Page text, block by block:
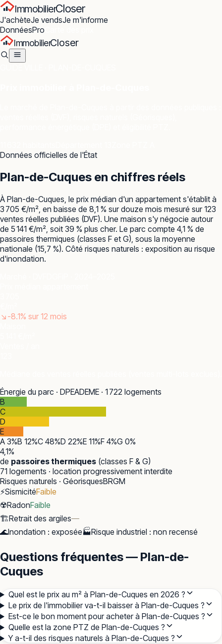
ImmobilierCloser
J'achèteJe vendsJe m'informe
DonnéesPro
ImmobilierCloser
Données officielles de l'État
Plan-de-Cuques en chiffres réels
À Plan-de-Cuques, le prix médian d'un appartement s'établit à
3 705 €/m², en baisse de 8,1 % sur douze mois mesuré sur 123
ventes réelles publiées (DVF). Une maison s'y négocie autour
de 5 141 €/m², soit 39 % plus cher. Le parc compte 4,1 % de
passoires thermiques (classes F et G), sous la moyenne
nationale (15,7 %). Côté risques naturels : exposition au risque
d'inondation.
↘ -8.1% sur 12 mois
Énergie du parc · DPEADEME · 1 722 logements
B
C
D
E
A 3%B 12%C 48%D 22%E 11%F 4%G 0%
4,1%
de passoires thermiques (classes F & G)
71 logements · location progressivement interdite
Risques naturels · GéorisquesBRGM
⚡SismicitéFaible
☢️RadonFaible
🏗️Retrait des argiles—
🌊Inondation : exposée🏭Risque industriel : non recensé
Questions fréquentes — Plan-de-
Cuques
Quel est le prix au m² à Plan-de-Cuques en 2026 ?
Le prix de l'immobilier va-t-il baisser à Plan-de-Cuques ?
Est-ce le bon moment pour acheter à Plan-de-Cuques ?
Quelle est la zone PTZ de Plan-de-Cuques ?
Y a-t-il des risques naturels à Plan-de-Cuques ?